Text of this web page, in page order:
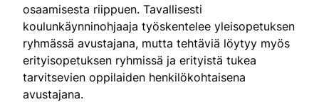
osaamisesta riippuen. Tavallisesti
koulunkäynninohjaaja työskentelee yleisopetuksen
ryhmässä avustajana, mutta tehtäviä löytyy myös
erityisopetuksen ryhmissä ja erityistä tukea
tarvitsevien oppilaiden henkilökohtaisena
avustajana.